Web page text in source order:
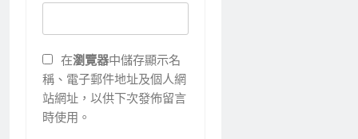
在瀏覽器中儲存顯示名
稱、電子郵件地址及個人網
站網址，以供下次發佈留言
時使用。